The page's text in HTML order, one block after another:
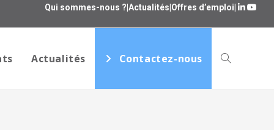
Qui sommes-nous ? |Actualités Offres d’emploi
Actualités Contactez-nous